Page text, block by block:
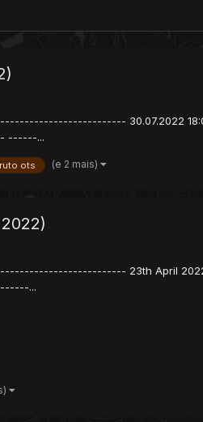
30.07.2022 18:00
------...
ots (e 2 mais)
23th April 2022
...